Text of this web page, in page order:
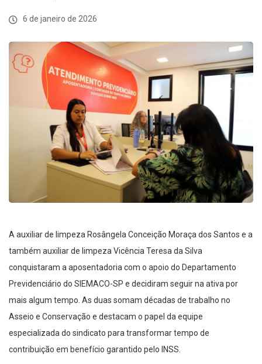
6 de janeiro de 2026
A auxiliar de limpeza Rosângela Conceição Moraça dos Santos e a
também auxiliar de limpeza Vicência Teresa da Silva
conquistaram a aposentadoria com o apoio do Departamento
Previdenciário do SIEMACO-SP e decidiram seguir na ativa por
mais algum tempo. As duas somam décadas de trabalho no
Asseio e Conservação e destacam o papel da equipe
especializada do sindicato para transformar tempo de
contribuição em benefício garantido pelo INSS.